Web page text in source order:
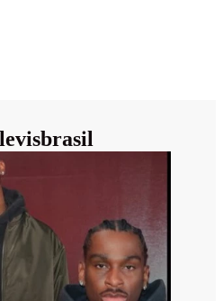
levisbrasil